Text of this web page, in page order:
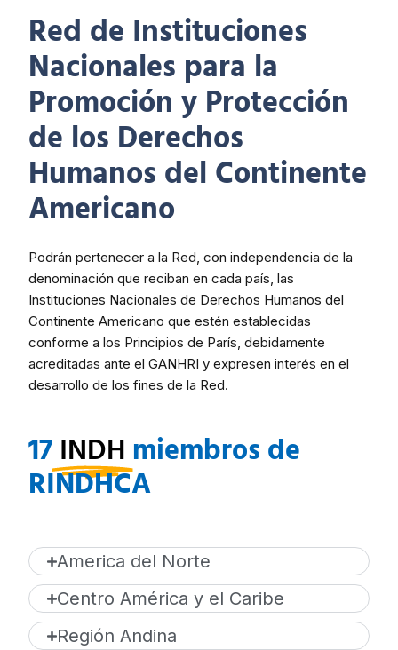
Red de Instituciones
Nacionales para la
Promoción y Protección
de los Derechos
Humanos del Continente
Americano
Podrán pertenecer a la Red, con independencia de la
denominación que reciban en cada país, las
Instituciones Nacionales de Derechos Humanos del
Continente Americano que estén establecidas
conforme a los Principios de París, debidamente
acreditadas ante el GANHRI y expresen interés en el
desarrollo de los fines de la Red.
17INDH miembros de
RINDHCA
America del Norte
Centro América y el Caribe
Región Andina